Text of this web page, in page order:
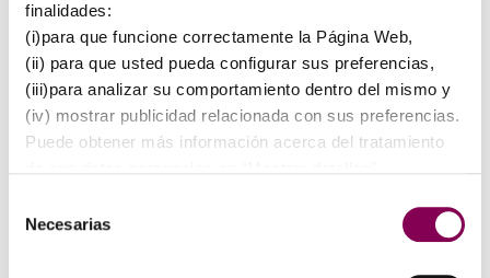
finalidades:
(i)para que funcione correctamente la Página Web,
(ii) para que usted pueda configurar sus preferencias,
(iii)para analizar su comportamiento dentro del mismo y
(iv) mostrar publicidad relacionada con sus preferencias.
Puede obtener más información acerca del tratamiento
cookies haga click en “Permitir todas”
Necesarias
de elegir entre más de un centenar de imágenes en
su galería. Solo hace falta encolar a la pared para
disfrutar de un mural único.